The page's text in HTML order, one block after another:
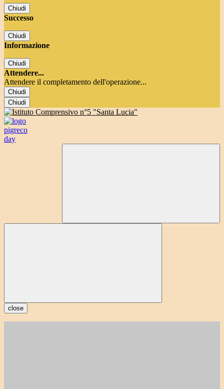
Chiudi
Successo
Chiudi
Informazione
Chiudi
Attendere...
Attendere il completamento dell'operazione...
Chiudi
Chiudi
close